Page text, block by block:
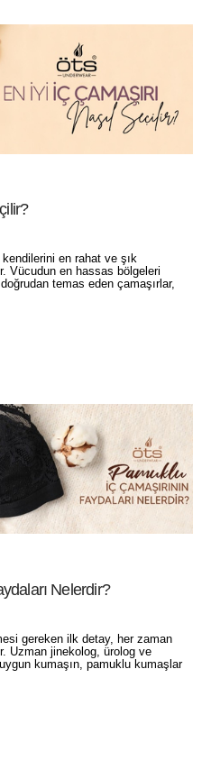
en rahat ve şık
Vücudun en hassas bölgeleri
temas eden çamaşırlar,
Nelerdir?
gereken ilk detay, her zaman
Uzman jinekolog, ürolog ve
kumaşın, pamuklu kumaşlar